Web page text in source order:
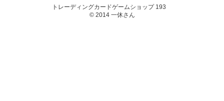
トレーディングカードゲームショップ 193
© 2014 一休さん